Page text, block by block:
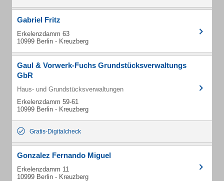
Gabriel Fritz
Erkelenzdamm 63
10999 Berlin - Kreuzberg
Gaul & Vorwerk-Fuchs Grundstücksverwaltungs
GbR
Haus- und Grundstücksverwaltungen
Erkelenzdamm 59-61
10999 Berlin - Kreuzberg
Gratis-Digitalcheck
Gonzalez Fernando Miguel
Erkelenzdamm 11
10999 Berlin - Kreuzberg